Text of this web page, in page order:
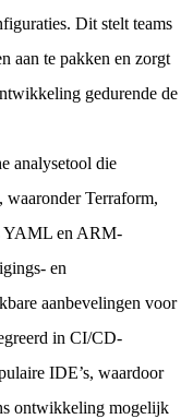
Dit stelt teams
aan te pakken en zorgt
gedurende de
analysetool die
waaronder Terraform,
YAML en ARM-
en
aanbevelingen voor
in CI/CD-
IDE’s, waardoor
ontwikkeling mogelijk